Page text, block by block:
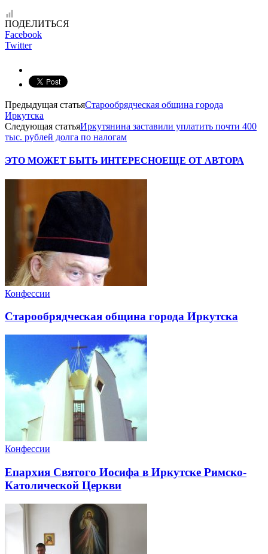
ПОДЕЛИТЬСЯ
Facebook
Twitter
Предыдущая статьяСтарообрядческая община города
Иркутска
Следующая статьяИркутянина заставили уплатить почти 400
тыс. рублей долга по налогам
ЭТО МОЖЕТ БЫТЬ ИНТЕРЕСНОЕЩЕ ОТ АВТОРА
Конфессии
Старообрядческая община города Иркутска
Конфессии
Епархия Святого Иосифа в Иркутске Римско-
Католической Церкви